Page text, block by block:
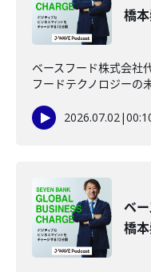
橋
ベースフード株式会社
フードテクノロジーの
2026.07.02|
ベ
橋